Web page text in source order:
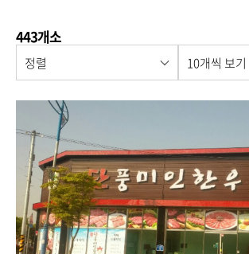
443개소
정렬 10개씩 보기